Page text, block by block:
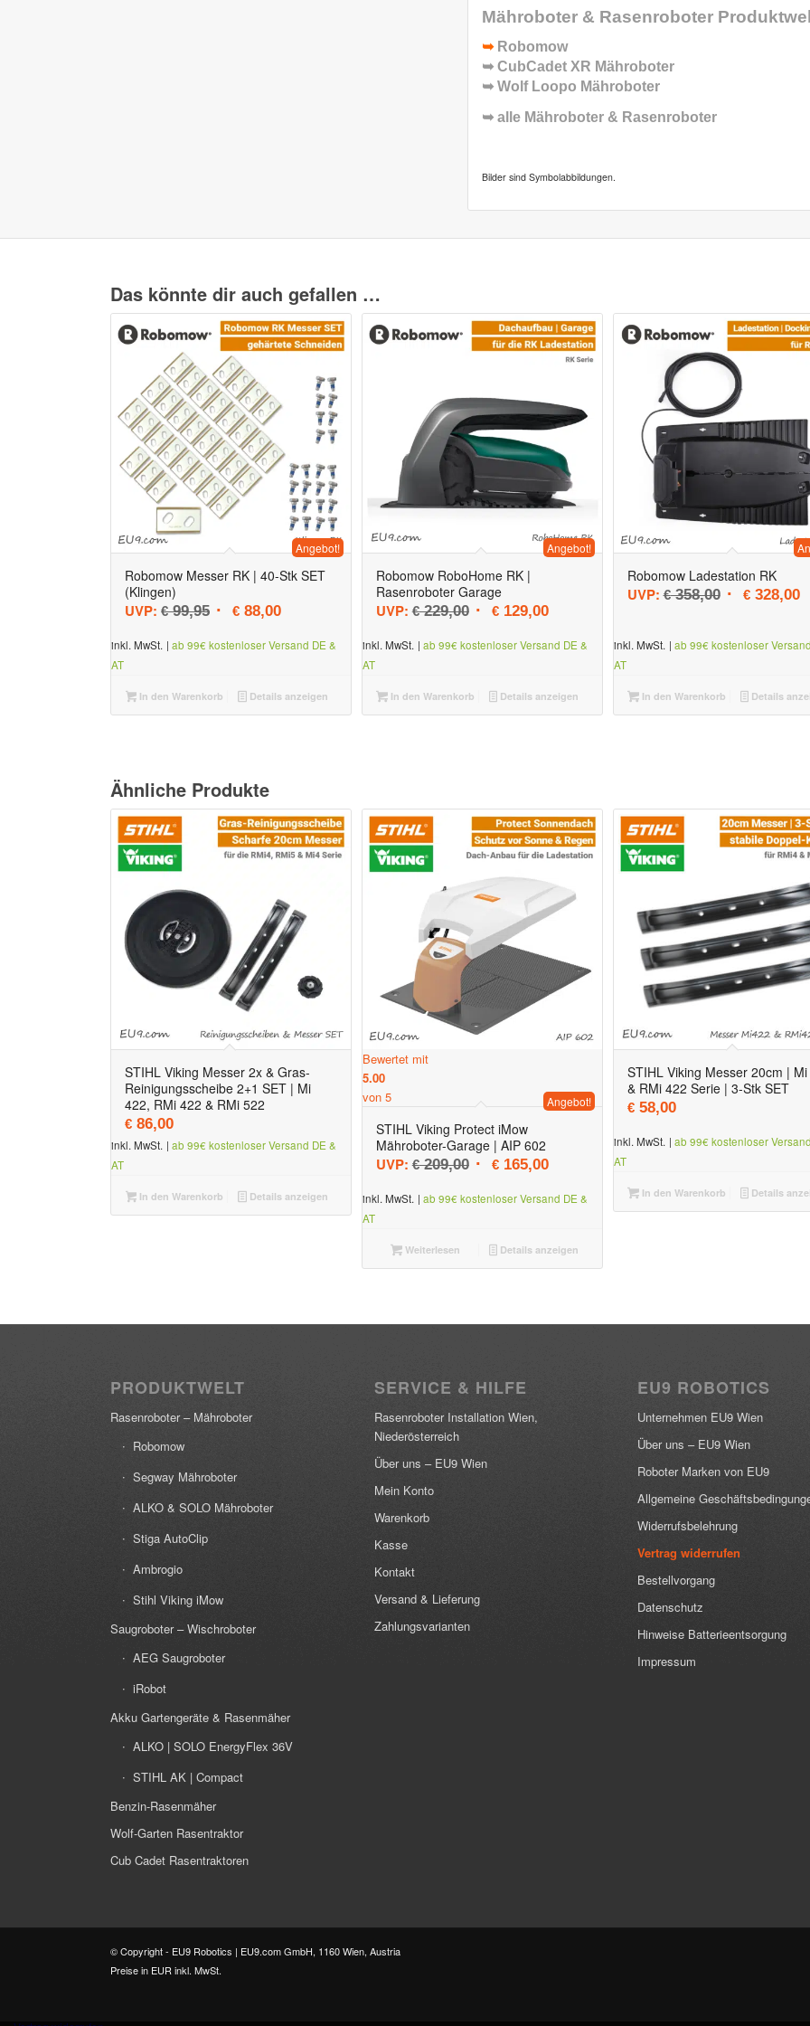
Mähroboter & Rasenroboter
➥ Robomow
➥ CubCadet XR Mähroboter
➥ Wolf Loopo Mähroboter
➥ alle Mähroboter & Rasenroboter
Bilder sind Symbolabbildungen.
Das könnte dir auch gefallen …
Robomow Messer RK | 40-Stk SET
(Klingen)
UVP: €99,95 Ursprünglicher Preis war: € 99,95
€ 88,00Aktueller Preis ist: € 88,00.
Angebot!
inkl. MwSt. | ab 99€ kostenloser Versand DE &
AT
In den Warenkorb Details anzeigen
Robomow RoboHome RK |
Rasenroboter Garage
UVP: €229,00 Ursprünglicher Preis war: € 229,00
€129,00Aktueller Preis ist: € 129,00.
Angebot!
inkl. MwSt. | ab 99€ kostenloser Versand DE &
AT
In den Warenkorb Details anzeigen
Robomow Ladestation RK
UVP: €358,00 €328,00
inkl. MwSt. | ab 99€ kostenloser
AT
In den Warenkorb Details
Ähnliche Produkte
STIHL Viking Messer 2x & Gras-
Reinigungsscheibe 2+1 SET | Mi
422, RMi 422 & RMi 522
€ 86,00
inkl. MwSt. | ab 99€ kostenloser Versand DE &
AT
In den Warenkorb Details anzeigen
Bewertet mit
5.00
von 5
STIHL Viking Protect iMow
Mähroboter-Garage | AIP 602
UVP: €209,00 Ursprünglicher Preis war: € 209,00
€165,00Aktueller Preis ist: € 165,00.
Angebot!
inkl. MwSt. | ab 99€ kostenloser Versand DE &
AT
Weiterlesen Details anzeigen
STIHL Viking Messer 20cm |
& RMi 422 Serie | 3-Stk SET
€58,00
inkl. MwSt. | ab 99€ kostenloser
AT
In den Warenkorb Details
PRODUKTWELT
Rasenroboter – Mähroboter
Robomow
Segway Mähroboter
ALKO & SOLO Mähroboter
Stiga AutoClip
Ambrogio
Stihl Viking iMow
Saugroboter – Wischroboter
AEG Saugroboter
iRobot
Akku Gartengeräte & Rasenmäher
ALKO | SOLO EnergyFlex 36V
STIHL AK | Compact
Benzin-Rasenmäher
Wolf-Garten Rasentraktor
Cub Cadet Rasentraktoren
SERVICE & HILFE
Rasenroboter Installation Wien,
Niederösterreich
Über uns – EU9 Wien
Mein Konto
Warenkorb
Kasse
Kontakt
Versand & Lieferung
Zahlungsvarianten
EU9 ROBOTICS
Unternehmen EU9 Wien
Über uns – EU9 Wien
Roboter Marken von EU9
Allgemeine
Widerrufsbelehrung
Vertrag widerrufen
Bestellvorgang
Datenschutz
Hinweise Batterieentsorgung
Impressum
© Copyright - EU9 Robotics | EU9.com GmbH, 1160 Wien, Austria
Preise in EUR inkl. MwSt.